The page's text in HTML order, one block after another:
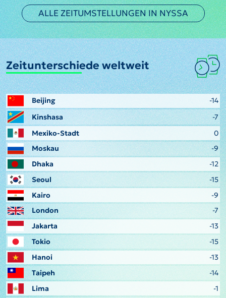
ALLE ZEITUMSTELLUNGEN IN NYSSA
Zeitunterschiede weltweit
Beijing
-14
Kinshasa
-7
Mexiko-Stadt
0
Moskau
-9
Dhaka
-12
Seoul
-15
Kairo
-9
London
-7
Jakarta
-13
Tokio
-15
Hanoi
-13
Taipeh
-14
Lima
-1